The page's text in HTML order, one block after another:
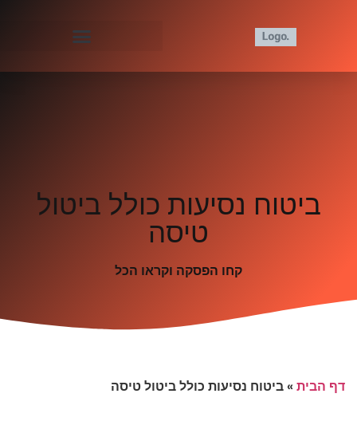
ביטוח נסיעות כולל ביטול
טיסה
קחו הפסקה וקראו הכל
דף הבית»ביטוח נסיעות כולל ביטול טיסה